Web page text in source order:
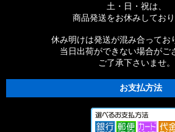
土・日・祝は、
商品発送をお休みしており
休み明けは発送が混み合ってお
当日出荷ができない場合がご
ご了承下さいませ。
お支払方法